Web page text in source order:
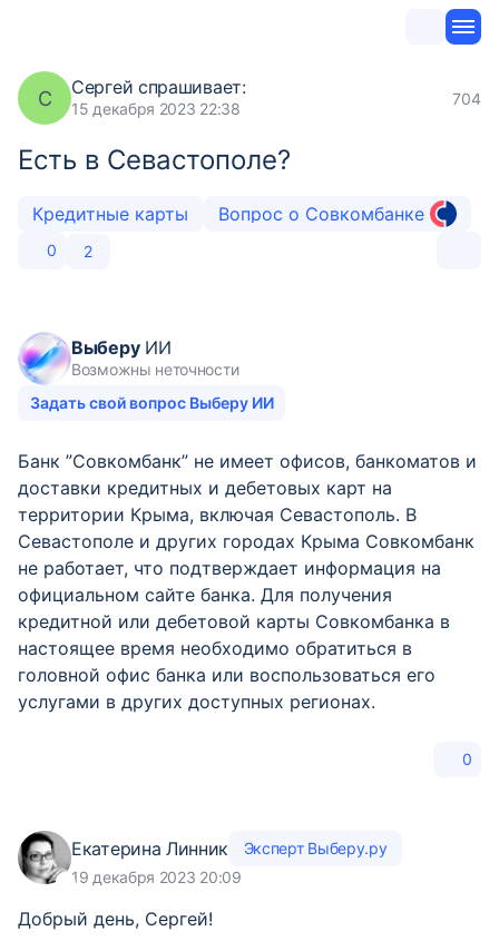
С Сергей спрашивает:
15 декабря 2023 22:38
704
Есть в Севастополе?
Кредитные карты Вопрос о Совкомбанке
0 2
ВыберуИИ
Возможны неточности
Задать свой вопрос Выберу ИИ
Банк ”Совкомбанк” не имеет офисов, банкоматов и
доставки кредитных и дебетовых карт на
территории Крыма, включая Севастополь. В
Севастополе и других городах Крыма Совкомбанк
не работает, что подтверждает информация на
официальном сайте банка. Для получения
кредитной или дебетовой карты Совкомбанка в
настоящее время необходимо обратиться в
головной офис банка или воспользоваться его
услугами в других доступных регионах.
0
Екатерина Линник
Эксперт Выберу.ру
19 декабря 2023 20:09
Добрый день, Сергей!